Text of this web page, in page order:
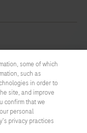
some of which
such as
in order to
site, and improve
confirm that we
personal
privacy practices